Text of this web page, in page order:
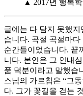
▲ 2017년 행복
글에는 다 담지 못했
습니다. 곡절 곡절마
순간들이었습니다. 끝
니다. 본인은 그 인내
품 덕분이라고 말했습
스님의 가르침은 “그
다. 그가 꽃길을 걷는